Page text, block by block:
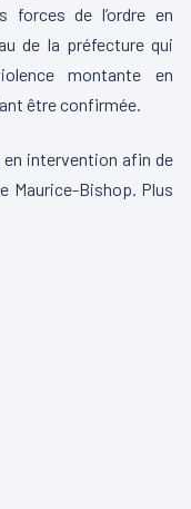
forces de l’ordre en
de la préfecture qui
montante en
être confirmée.
en intervention afin de
Maurice-Bishop. Plus